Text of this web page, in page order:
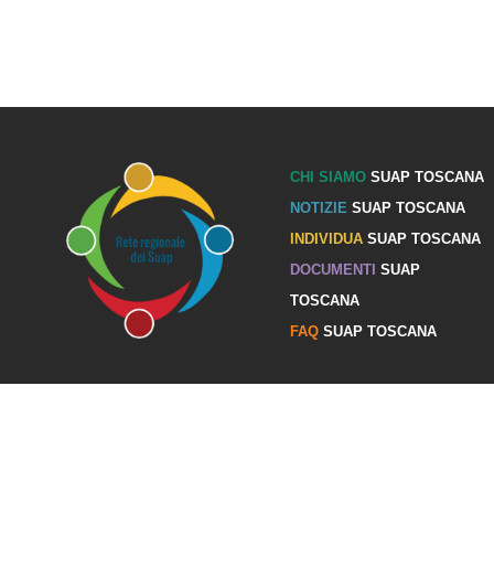
CHI SIAMOSUAP TOSCANA
NOTIZIE SUAP TOSCANA
INDIVIDUASUAP TOSCANA
DOCUMENTI SUAP
TOSCANA
FAQSUAP TOSCANA